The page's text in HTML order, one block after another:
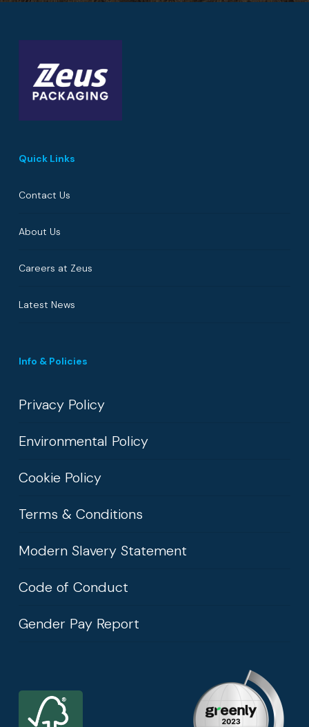
Quick Links
Contact Us
About Us
Careers at Zeus
Latest News
Info & Policies
Privacy Policy
Environmental Policy
Cookie Policy
Terms & Conditions
Modern Slavery Statement
Code of Conduct
Gender Pay Report